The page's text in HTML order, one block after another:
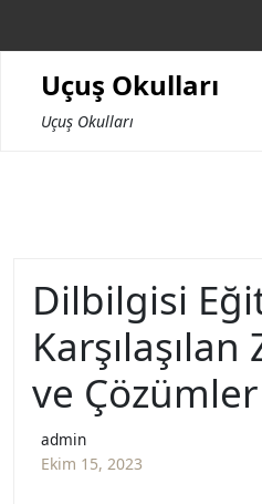
Uçuş Okulları
Uçuş Okulları
Dilbilgisi
ve Çözümler
admin
Ekim 15, 2023